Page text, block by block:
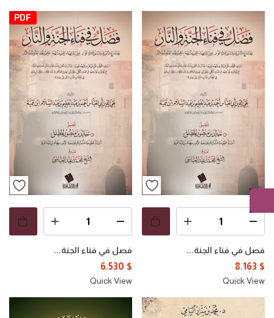
فصل في فناء الجنة...
8.163 $
Quick View
PDF
فصل في فناء الجنة...
6.530 $
Quick View